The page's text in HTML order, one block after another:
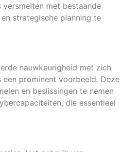
met bestaande
strategische planning te
nauwkeurigheid met zich
prominent voorbeeld. Deze
en beslissingen te nemen
die essentieel